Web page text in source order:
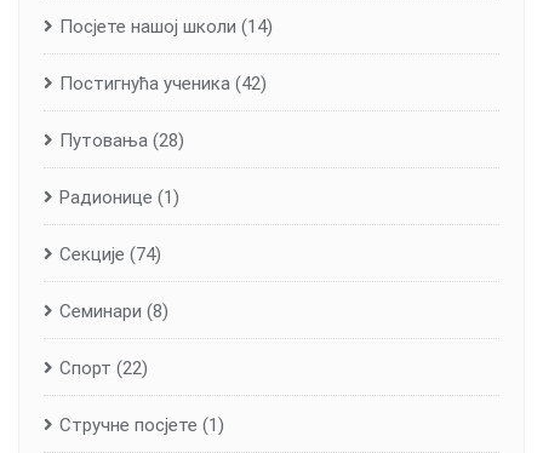
Посјете нашој школи (14)
Постигнућа ученика (42)
Путовања (28)
Радионице (1)
Секције (74)
Семинари (8)
Спорт (22)
Стручне посјете (1)